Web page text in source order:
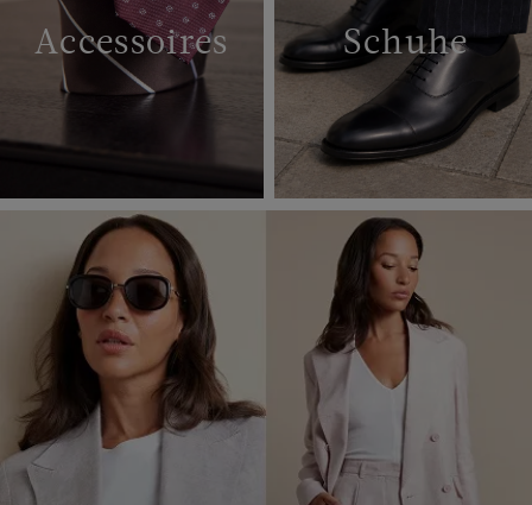
Accessoires Schuhe